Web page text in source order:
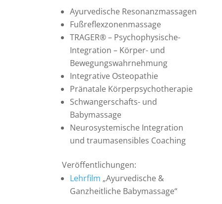
Ayurvedische Resonanzmassagen
Fußreflexzonenmassage
TRAGER® – Psychophysische-
Integration – Körper- und
Bewegungswahrnehmung
Integrative Osteopathie
Pränatale Körperpsychotherapie
Schwangerschafts- und
Babymassage
Neurosystemische Integration
und traumasensibles Coaching
Veröffentlichungen:
Lehrfilm „Ayurvedische &
Ganzheitliche Babymassage“